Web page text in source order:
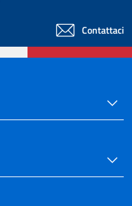
Contattaci